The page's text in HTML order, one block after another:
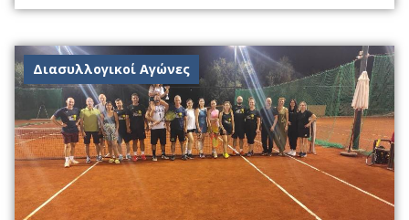
Διασυλλογικοί Αγώνες